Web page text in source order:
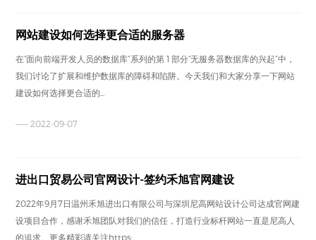
网站建设如何选择更合适的服务器
在“面向前端开发人员的数据库”系列的第 1 部分“无服务器数据库的兴起”中，
我们讨论了扩展和维护数据库的障碍和陷阱。今天我们和大家分享一下网站
建设如何选择更合适的...
—— 2022-09-07
进出口贸易公司官网设计-签约禾旭官网建设
2022年9月7日温州禾旭进出口有限公司与深圳尼高网站设计公司达成官网建
设项目合作，感谢禾旭团队对我们的信任，打造行业标杆网站一直是尼高人
的追求。更多精彩请关注https:...